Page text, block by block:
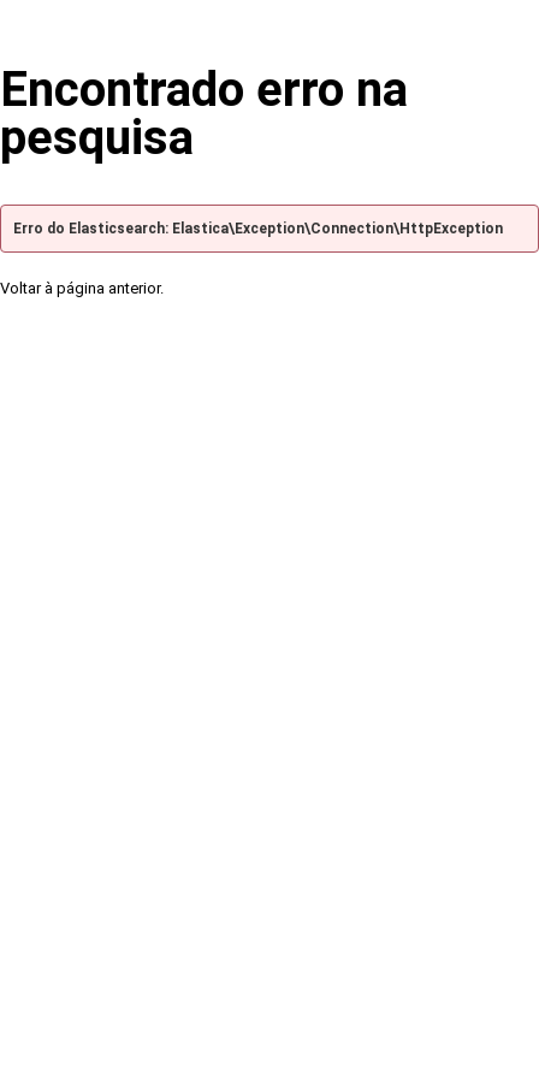
Encontrado erro na
pesquisa
Erro do Elasticsearch: Elastica\Exception\Connection\HttpException
Voltar à página anterior.